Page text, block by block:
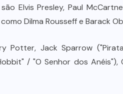
Elvis Presley, Paul
Dilma Rousseff e Barack
Potter, Jack Sparrow
/ "O Senhor dos